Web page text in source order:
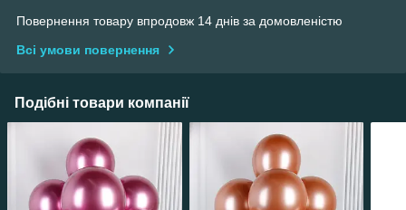
Повернення товару впродовж 14 днів за домовленістю
Всі умови повернення
Подібні товари компанії